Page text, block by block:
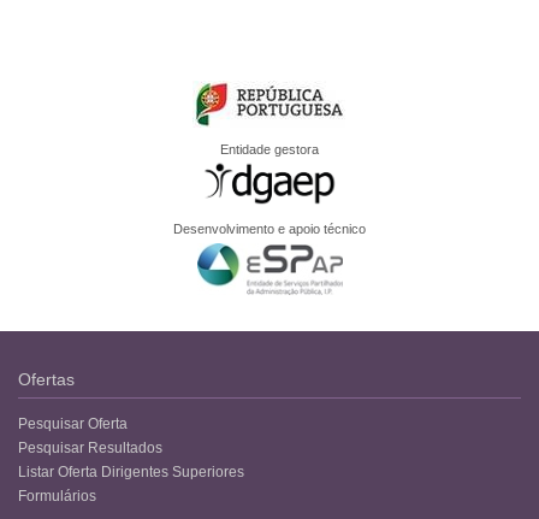
Entidade gestora
Desenvolvimento e apoio técnico
Ofertas
Pesquisar Oferta
Pesquisar Resultados
Listar Oferta Dirigentes Superiores
Formulários